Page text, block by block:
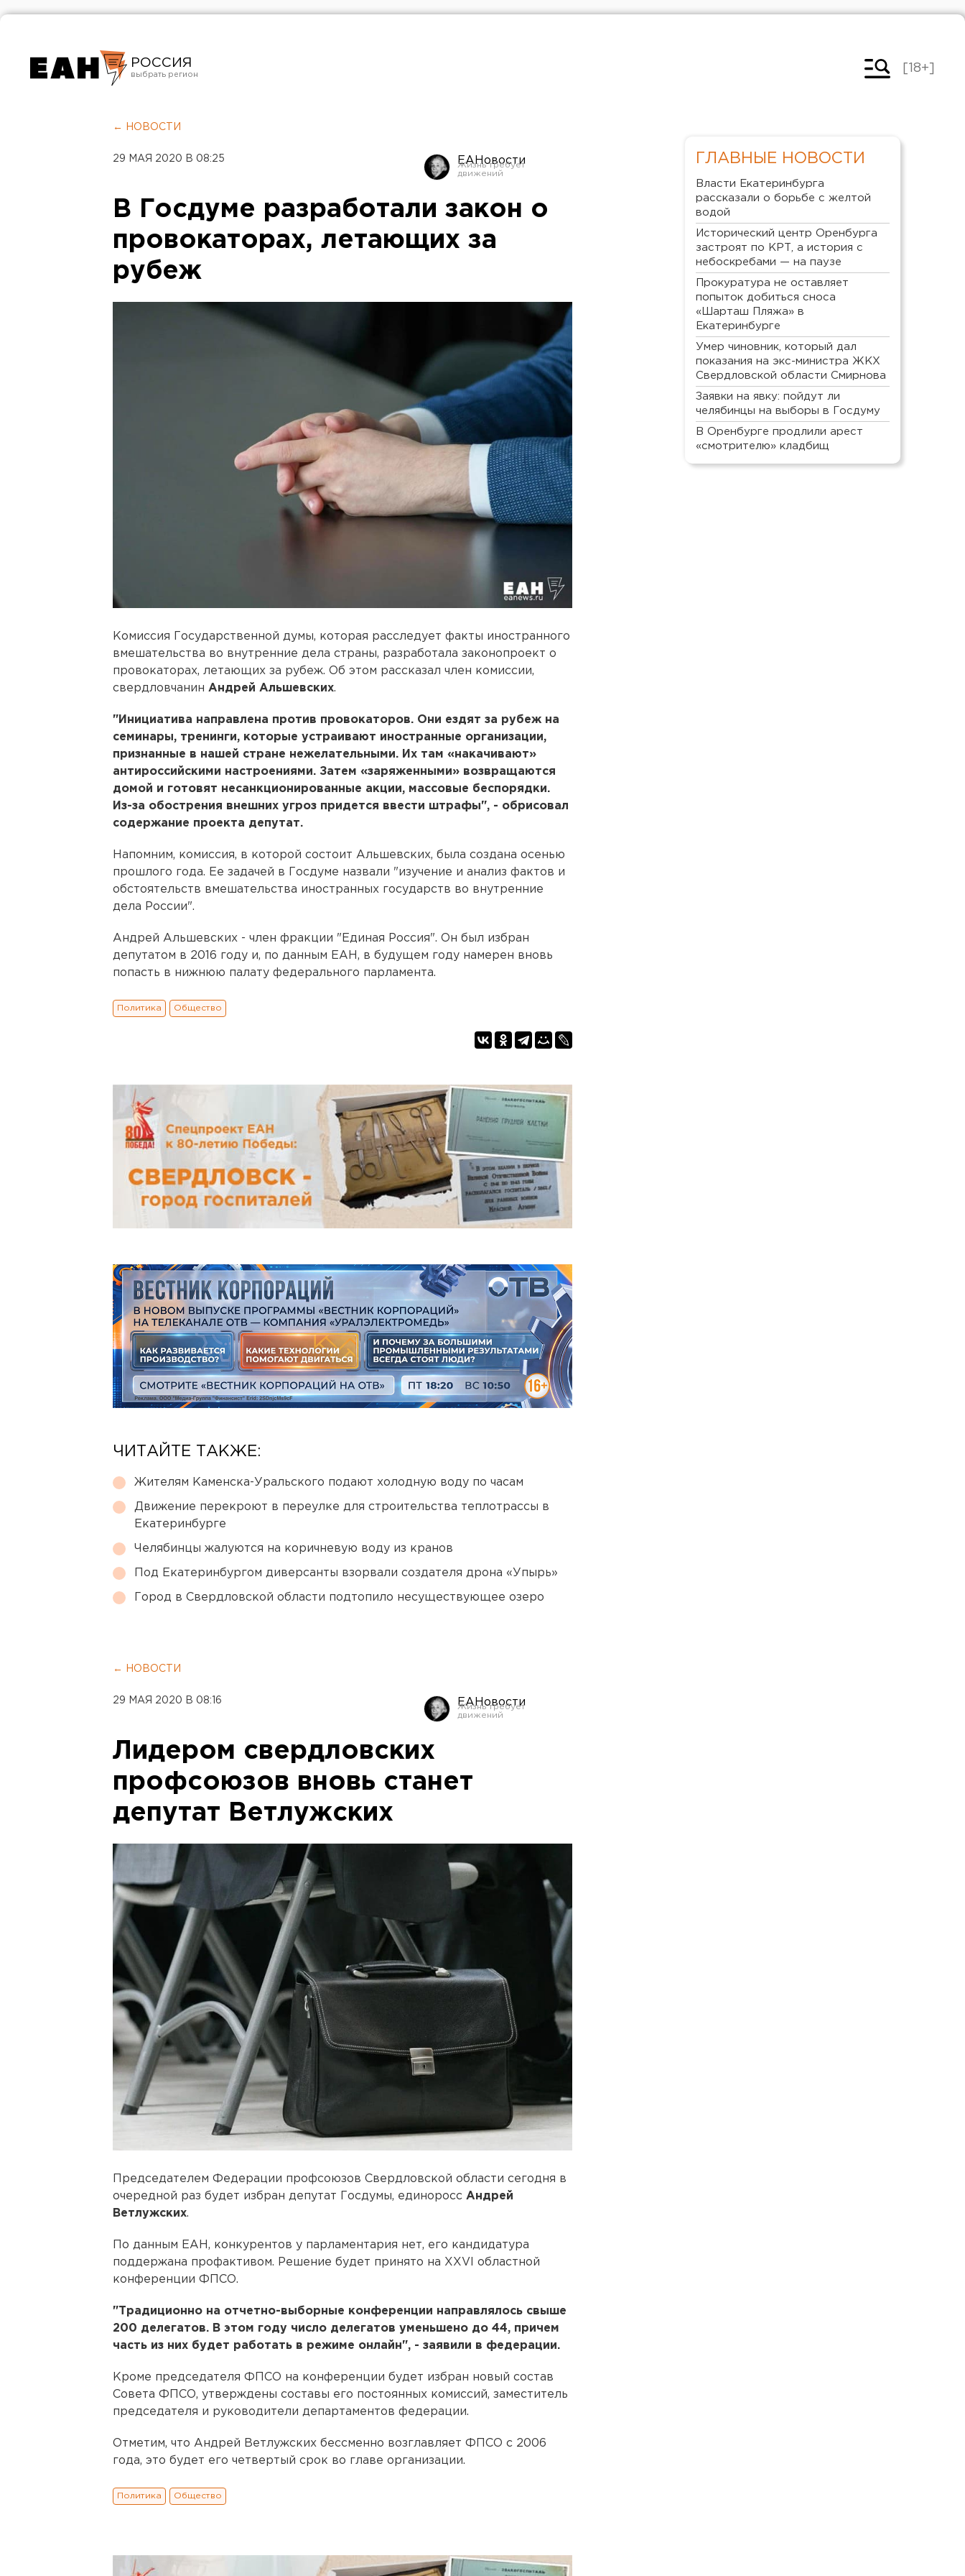
РОССИЯ
Челябинск
[18+]
← НОВОСТИ
29 МАЯ 2020 В 08:25 ЕАНовости
В Госдуме разработали закон о
провокаторах, летающих за
рубеж
Комиссия Государственной думы, которая расследует факты иностранного
вмешательства во внутренние дела страны, разработала законопроект о
провокаторах, летающих за рубеж. Об этом рассказал член комиссии,
свердловчанин Андрей Альшевских.
"Инициатива направлена против провокаторов. Они ездят за рубеж на
семинары, тренинги, которые устраивают иностранные организации,
признанные в нашей стране нежелательными. Их там «накачивают»
антироссийскими настроениями. Затем «заряженными» возвращаются
домой и готовят несанкционированные акции, массовые беспорядки.
Из-за обострения внешних угроз придется ввести штрафы", - обрисовал
содержание проекта депутат.
Напомним, комиссия, в которой состоит Альшевских, была создана осенью
прошлого года. Ее задачей в Госдуме назвали "изучение и анализ фактов и
обстоятельств вмешательства иностранных государств во внутренние
дела России".
Андрей Альшевских - член фракции "Единая Россия". Он был избран
депутатом в 2016 году и, по данным ЕАН, в будущем году намерен вновь
попасть в нижнюю палату федерального парламента.
Политика Общество
ЧИТАЙТЕ ТАКЖЕ:
Жителям Каменска-Уральского подают холодную воду по часам
Движение перекроют в переулке для строительства теплотрассы в
Екатеринбурге
Челябинцы жалуются на коричневую воду из кранов
Под Екатеринбургом диверсанты взорвали создателя дрона «Упырь»
Город в Свердловской области подтопило несуществующее озеро
← НОВОСТИ
29 МАЯ 2020 В 08:16 ЕАНовости
Лидером свердловских
профсоюзов вновь станет
депутат Ветлужских
Председателем Федерации профсоюзов Свердловской области сегодня в
очередной раз будет избран депутат Госдумы, единоросс Андрей
Ветлужских.
По данным ЕАН, конкурентов у парламентария нет, его кандидатура
поддержана профактивом. Решение будет принято на XXVI областной
конференции ФПСО.
"Традиционно на отчетно-выборные конференции направлялось свыше
200 делегатов. В этом году число делегатов уменьшено до 44, причем
часть из них будет работать в режиме онлайн", - заявили в федерации.
Кроме председателя ФПСО на конференции будет избран новый состав
Совета ФПСО, утверждены составы его постоянных комиссий, заместитель
председателя и руководители департаментов федерации.
Отметим, что Андрей Ветлужских бессменно возглавляет ФПСО с 2006
года, это будет его четвертый срок во главе организации.
Политика Общество
ГЛАВНЫЕ НОВОСТИ
Власти Екатеринбурга
рассказали о борьбе с желтой
водой
Исторический центр Оренбурга
застроят по КРТ, а история с
небоскребами — на паузе
Прокуратура не оставляет
попыток добиться сноса
«Шарташ Пляжа» в
Екатеринбурге
Умер чиновник, который дал
показания на экс-министра ЖКХ
Свердловской области Смирнова
Заявки на явку: пойдут ли
челябинцы на выборы в Госдуму
В Оренбурге продлили арест
«смотрителю» кладбищ